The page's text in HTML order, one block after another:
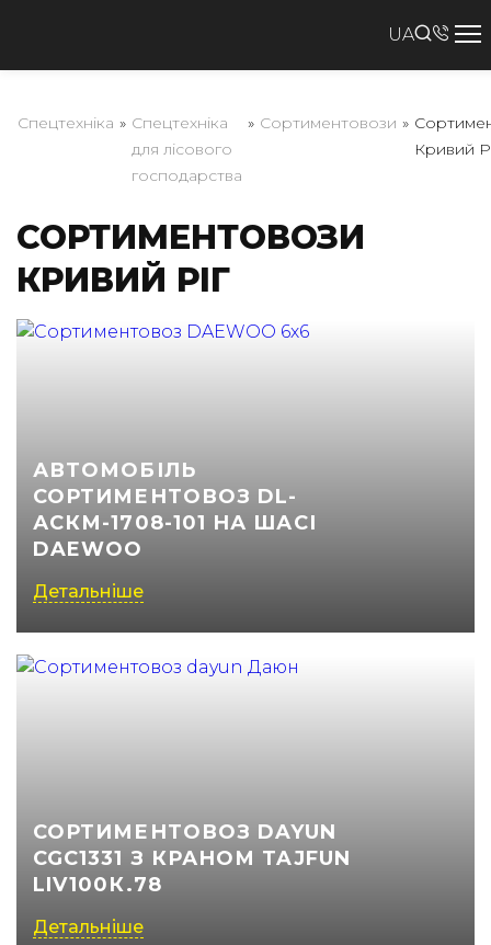
UA
(050) 347-27-05
(067) 351-45-15
Спецтехніка » Спецтехніка
для лісового
господарства
» Сортиментовози »
Кривий
СОРТИМЕНТОВОЗИ
КРИВИЙ РІГ
АВТОМОБІЛЬ
СОРТИМЕНТОВОЗ DL-
АСКМ-1708-101 НА ШАСІ
DAEWOO
Детальніше
СОРТИМЕНТОВОЗ DAYUN
CGC1331 З КРАНОМ TAJFUN
LIV100К.78
Детальніше